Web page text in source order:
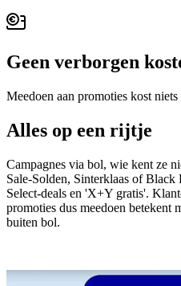
Geen verborgen
Meedoen aan promoties kost niets
Alles op een rijtje
Campagnes via bol, wie kent ze
Sale-Solden, Sinterklaas of
Select-deals en 'X+Y gratis'.
promoties dus meedoen betekent
buiten bol.